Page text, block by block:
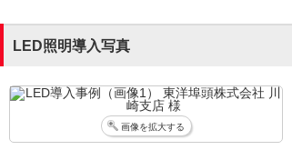
LED照明導入写真
画像を拡大する